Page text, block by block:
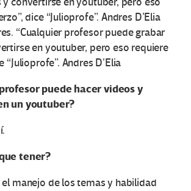
“Cualquier profesor puede grabar
en youtuber, pero eso requiere
“Julioprofe”. Andres D’Elia
puede hacer videos y
un youtuber?
tener?
manejo de los temas y habilidad